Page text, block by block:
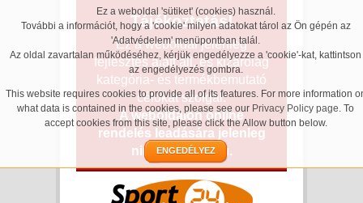
Ez a weboldal 'sütiket' (cookies) használ.
További a információt, hogy a 'cookie' milyen adatokat tárol az Ön gépén az
'Adatvédelem' menüpontban talál.
Az oldal zavartalan működéséhez, kérjük engedélyezze a 'cookie'-kat, kattintson
az engedélyezés gombra.
This website requires cookies to provide all of its features. For more information
what data is contained in the cookies, please see our Privacy Policy page. To
accept cookies from this site, please click the Allow button below.
ENGEDÉLYEZ
Tájékoztatás!
Ez a weboldal jelenleg
fejlesztés alatt áll, és kizárólag
kategória- és termékbemutató
célokat szolgál.
A weboldalon online
rendelés leadására jelenleg
nincs lehetőség.